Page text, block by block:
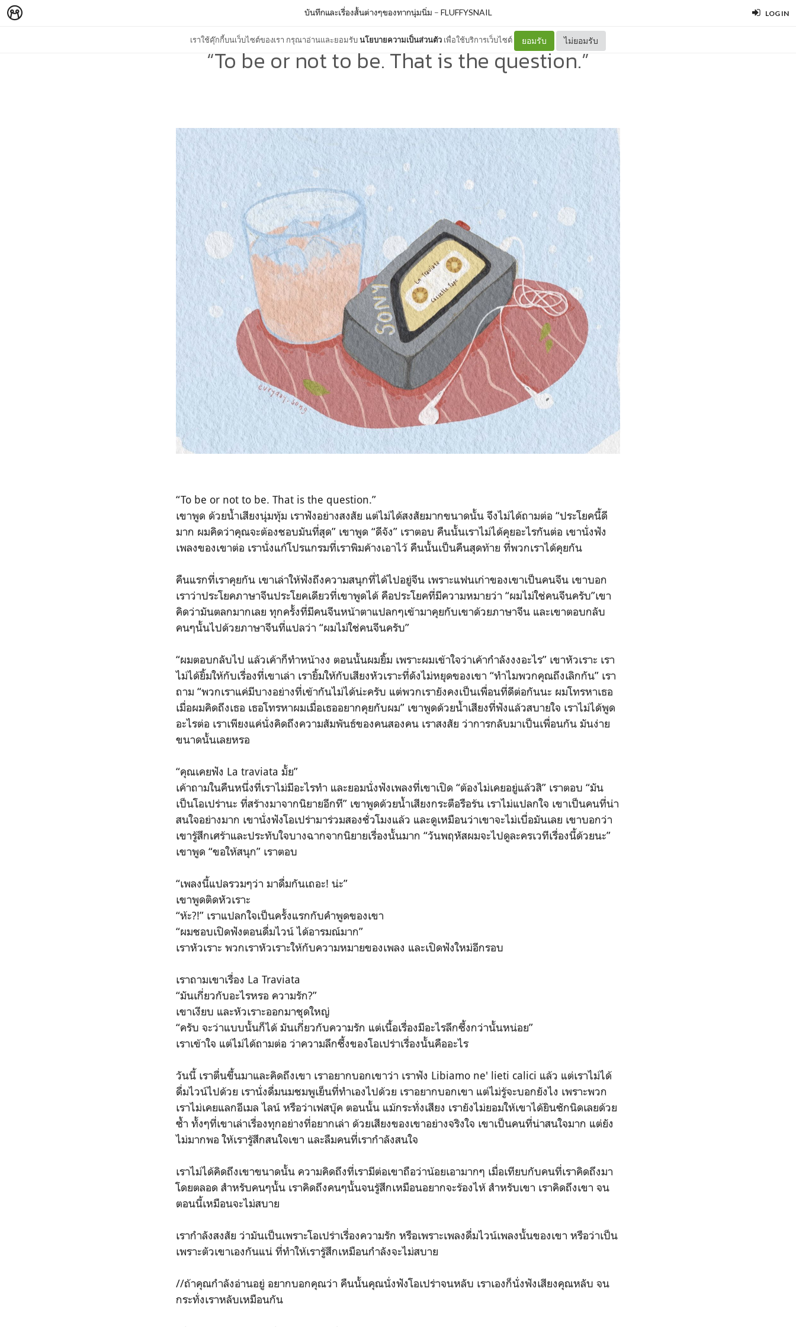
LOG IN
เราใช้คุ๊กกี้บนเว็บไซต์ของเรา กรุณาอ่านและยอมรับนโยบายความเป็นส่วนตัว เพื่อใช้บริการเว็บไซต์ ยอมรับ ไม่ยอมรับ
บันทึกและเรื่องสั้นต่างๆของทากนุ่มนิ่ม – FLUFFYSNAIL
“To be or not to be. That is the question.”
“To be or not to be. That is the question.”
เขาพูด ด้วยน้ำเสียงนุ่มทุ้ม เราฟังอย่างสงสัย แต่ไม่ได้สงสัยมากขนาดนั้น จึงไม่ได้ถามต่อ “ประโยคนี้ดี
มาก ผมคิดว่าคุณจะต้องชอบมันที่สุด” เขาพูด “ดีจัง” เราตอบ คืนนั้นเราไม่ได้คุยอะไรกันต่อ เขานั่งฟัง
เพลงของเขาต่อ เรานั่งแก้โปรแกรมที่เราพิมค้างเอาไว้ คืนนั้นเป็นคืนสุดท้าย ที่พวกเราได้คุยกัน
คืนแรกที่เราคุยกัน เขาเล่าให้ฟังถึงความสนุกที่ได้ไปอยู่จีน เพราะแฟนเก่าของเขาเป็นคนจีน เขาบอก
เราว่าประโยคภาษาจีนประโยคเดียวที่เขาพูดได้ คือประโยคที่มีความหมายว่า “ผมไม่ใช่คนจีนครับ”เขา
คิดว่ามันตลกมากเลย ทุกครั้งที่มีคนจีนหน้าตาแปลกๆเข้ามาคุยกับเขาด้วยภาษาจีน และเขาตอบกลับ
คนๆนั้นไปด้วยภาษาจีนที่แปลว่า “ผมไม่ใช่คนจีนครับ”
“ผมตอบกลับไป แล้วเค้าก็ทำหน้างง ตอนนั้นผมยิ้ม เพราะผมเข้าใจว่าเค้ากำลังงงอะไร” เขาหัวเราะ เรา
ไม่ได้ยิ้มให้กับเรื่องที่เขาเล่า เรายิ้มให้กับเสียงหัวเราะที่ดังไม่หยุดของเขา “ทำไมพวกคุณถึงเลิกกัน” เรา
ถาม “พวกเราแค่มีบางอย่างที่เข้ากันไม่ได้น่ะครับ แต่พวกเรายังคงเป็นเพื่อนที่ดีต่อกันนะ ผมโทรหาเธอ
เมื่อผมคิดถึงเธอ เธอโทรหาผมเมื่อเธออยากคุยกับผม” เขาพูดด้วยน้ำเสียงที่ฟังแล้วสบายใจ เราไม่ได้พูด
อะไรต่อ เราเพียงแค่นั่งคิดถึงความสัมพันธ์ของคนสองคน เราสงสัย ว่าการกลับมาเป็นเพื่อนกัน มันง่าย
ขนาดนั้นเลยหรอ
“คุณเคยฟัง La traviata มั้ย”
เค้าถามในคืนหนึ่งที่เราไม่มีอะไรทำ และยอมนั่งฟังเพลงที่เขาเปิด “ต้องไม่เคยอยู่แล้วสิ” เราตอบ “มัน
เป็นโอเปร่านะ ที่สร้างมาจากนิยายอีกที” เขาพูดด้วยน้ำเสียงกระตือรือร้น เราไม่แปลกใจ เขาเป็นคนที่น่า
สนใจอย่างมาก เขานั่งฟังโอเปร่ามาร่วมสองชั่วโมงแล้ว และดูเหมือนว่าเขาจะไม่เบื่อมันเลย เขาบอกว่า
เขารู้สึกเศร้าและประทับใจบางฉากจากนิยายเรื่องนั้นมาก “วันพฤหัสผมจะไปดูละครเวทีเรื่องนี้ด้วยนะ”
เขาพูด “ขอให้สนุก” เราตอบ
“เพลงนี้แปลรวมๆว่า มาดื่มกันเถอะ! น่ะ”
เขาพูดติดหัวเราะ
“ห้ะ?!” เราแปลกใจเป็นครั้งแรกกับคำพูดของเขา
“ผมชอบเปิดฟังตอนดื่มไวน์ ได้อารมณ์มาก”
เราหัวเราะ พวกเราหัวเราะให้กับความหมายของเพลง และเปิดฟังใหม่อีกรอบ
เราถามเขาเรื่อง La Traviata
“มันเกี่ยวกับอะไรหรอ ความรัก?”
เขาเงียบ และหัวเราะออกมาชุดใหญ่
“ครับ จะว่าแบบนั้นก็ได้ มันเกี่ยวกับความรัก แต่เนื้อเรื่องมีอะไรลึกซึ้งกว่านั้นหน่อย”
เราเข้าใจ แต่ไม่ได้ถามต่อ ว่าความลึกซึ้งของโอเปร่าเรื่องนั้นคืออะไร
วันนี้ เราตื่นขึ้นมาและคิดถึงเขา เราอยากบอกเขาว่า เราฟัง Libiamo ne' lieti calici แล้ว แต่เราไม่ได้
ดื่มไวน์ไปด้วย เรานั่งดื่มนมชมพูเย็นที่ทำเองไปด้วย เราอยากบอกเขา แต่ไม่รู้จะบอกยังไง เพราะพวก
เราไม่เคยแลกอีเมล ไลน์ หรือว่าเฟสบุ๊ค ตอนนั้น แม้กระทั่งเสียง เรายังไม่ยอมให้เขาได้ยินซักนิดเลยด้วย
ซ้ำ ทั้งๆที่เขาเล่าเรื่องทุกอย่างที่อยากเล่า ด้วยเสียงของเขาอย่างจริงใจ เขาเป็นคนที่น่าสนใจมาก แต่ยัง
ไม่มากพอ ให้เรารู้สึกสนใจเขา และลืมคนที่เรากำลังสนใจ
เราไม่ได้คิดถึงเขาขนาดนั้น ความคิดถึงที่เรามีต่อเขาถือว่าน้อยเอามากๆ เมื่อเทียบกับคนที่เราคิดถึงมา
โดยตลอด สำหรับคนๆนั้น เราคิดถึงคนๆนั้นจนรู้สึกเหมือนอยากจะร้องไห้ สำหรับเขา เราคิดถึงเขา จน
ตอนนี้เหมือนจะไม่สบาย
เรากำลังสงสัย ว่ามันเป็นเพราะโอเปร่าเรื่องความรัก หรือเพราะเพลงดื่มไวน์เพลงนั้นของเขา หรือว่าเป็น
เพราะตัวเขาเองกันแน่ ที่ทำให้เรารู้สึกเหมือนกำลังจะไม่สบาย
//ถ้าคุณกำลังอ่านอยู่ อยากบอกคุณว่า คืนนั้นคุณนั่งฟังโอเปร่าจนหลับ เราเองก็นั่งฟังเสียงคุณหลับ จน
กระทั่งเราหลับเหมือนกัน